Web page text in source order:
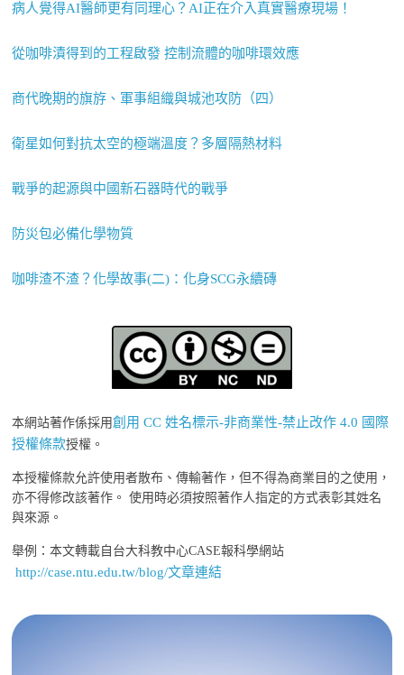
病人覺得AI醫師更有同理心？AI正在介入真實醫療現場！
從咖啡漬得到的工程啟發 控制流體的咖啡環效應
商代晚期的旗斿、軍事組織與城池攻防（四）
衛星如何對抗太空的極端溫度？多層隔熱材料
戰爭的起源與中國新石器時代的戰爭
防災包必備化學物質
咖啡渣不渣？化學故事(二)：化身SCG永續磚
本網站著作係採用創用 CC 姓名標示-非商業性-禁止改作 4.0 國際
授權條款授權。
本授權條款允許使用者散布、傳輸著作，但不得為商業目的之使用，
亦不得修改該著作。 使用時必須按照著作人指定的方式表彰其姓名
與來源。
舉例：本文轉載自台大科教中心CASE報科學網站
http://case.ntu.edu.tw/blog/文章連結